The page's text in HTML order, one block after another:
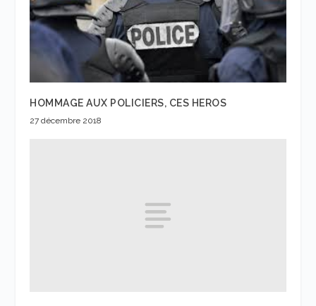
HOMMAGE AUX POLICIERS, CES HEROS
27 décembre 2018